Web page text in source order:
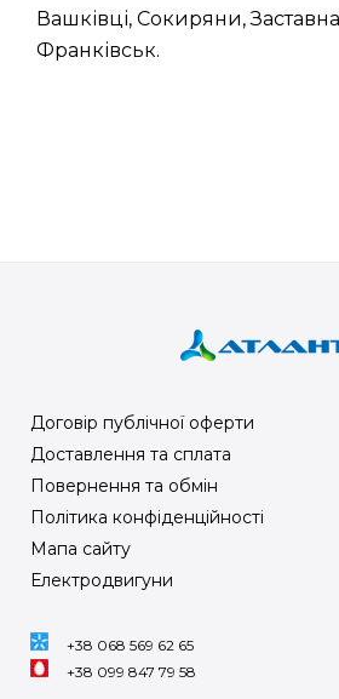
Вашківці, Сокиряни,
Франківськ.
Договір публічної оферти
Доставлення та сплата
Повернення та обмін
Політика конфіденційності
Мапа сайту
Електродвигуни
+38 068 569 62 65
+38 099 847 79 58